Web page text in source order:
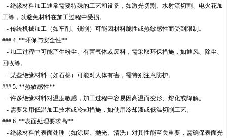
- 绝缘材料加工通常需要特殊的工艺和设备，如激光切割、水射流切割、电火花加
工等，以避免材料在加工过程中受损。
- 传统机械加工（如车削、铣削）可能因材料脆性或热敏感性而受到限制。
### 4. **环保与安全性**
- 加工过程中可能产生粉尘、有害气体或废料，需采取环保措施，如通风、除尘、
回收等。
- 某些绝缘材料（如石棉）可能对人体有害，需特别注意防护。
### 5. **热敏感性**
- 许多绝缘材料对温度敏感，加工过程中容易因高温而变形、熔化或降解。
- 需要采用低温加工技术或冷却措施，如使用冷却液或低温切削工艺。
### 6. **表面处理要求高**
- 绝缘材料的表面处理（如涂层、抛光、清洗）对其性能至关重要，需确保表面光